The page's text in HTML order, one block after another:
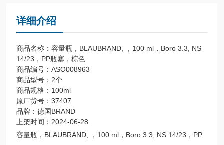
详细介绍
商品名称：容量瓶，BLAUBRAND, ，100 ml，Boro 3.3, NS
14/23，PP瓶塞，棕色
商品编号：ASO008963
商品型号：2个
商品规格：100ml
原厂货号：37407
品牌：德国BRAND
上架时间：2024-06-28
容量瓶，BLAUBRAND, ，100 ml，Boro 3.3, NS 14/23，PP